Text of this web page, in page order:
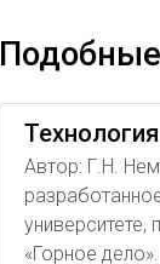
Автор: Г.Н.
«Горное дело».